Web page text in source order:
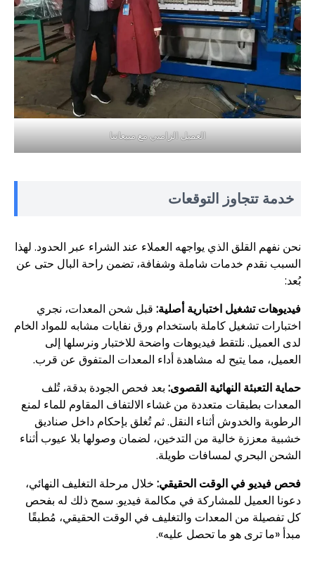
العميل الزامبي مع مبيعاتنا
خدمة تتجاوز التوقعات
نحن نفهم القلق الذي يواجهه العملاء عند الشراء عبر الحدود. لهذا
السبب نقدم خدمات شاملة وشفافة، تضمن راحة البال حتى عن
بُعد:
فيديوهات تشغيل اختبارية أصلية: قبل شحن المعدات، نجري
اختبارات تشغيل كاملة باستخدام ورق نفايات مشابه للمواد الخام
لدى العميل. نلتقط فيديوهات واضحة للاختبار ونرسلها إلى
العميل، مما يتيح له مشاهدة أداء المعدات المتفوق عن قرب.
حماية التعبئة النهائية القصوى: بعد فحص الجودة بدقة، تُلف
المعدات بطبقات متعددة من غشاء الالتفاف المقاوم للماء لمنع
الرطوبة والخدوش أثناء النقل. ثم تُغلق بإحكام داخل صناديق
خشبية معززة خالية من التدخين، لضمان وصولها بلا عيوب أثناء
الشحن البحري لمسافات طويلة.
فحص فيديو في الوقت الحقيقي: خلال مرحلة التغليف النهائي،
دعونا العميل للمشاركة في مكالمة فيديو. سمح ذلك له بفحص
كل تفصيلة من المعدات والتغليف في الوقت الحقيقي، مُطبقًا
مبدأ «ما ترى هو ما تحصل عليه».